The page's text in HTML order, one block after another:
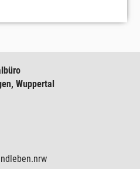
Wuppertal